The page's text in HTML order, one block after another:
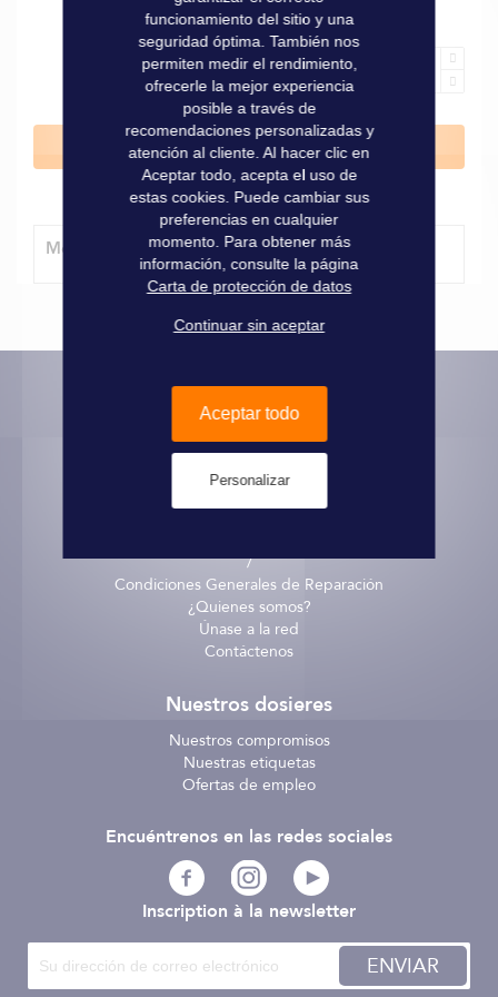
Añadir al carrito
Método de entrega
Informaciones prácticas
Pago seguro
/
Condiciones Generales de Reparación
¿Quienes somos?
Únase a la red
Contáctenos
Nuestros dosieres
Nuestros compromisos
Nuestras etiquetas
Ofertas de empleo
Inscription à la newsletter
ENVIAR
Encuéntrenos en las redes sociales
funcionamiento del sitio y una
seguridad óptima. También nos
permiten medir el rendimiento,
ofrecerle la mejor experiencia
posible a través de
recomendaciones personalizadas y
atención al cliente. Al hacer clic en
Aceptar todo, acepta el uso de
estas cookies. Puede cambiar sus
preferencias en cualquier
momento. Para obtener más
información, consulte la página
Carta de protección de datos
Continuar sin aceptar
Aceptar todo
Personalizar